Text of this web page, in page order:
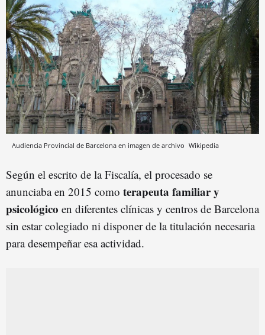
Audiencia Provincial de Barcelona en imagen de archivo Wikipedia
Según el escrito de la Fiscalía, el procesado se
anunciaba en 2015 como terapeuta familiar y
psicológico en diferentes clínicas y centros de Barcelona
sin estar colegiado ni disponer de la titulación necesaria
para desempeñar esa actividad.